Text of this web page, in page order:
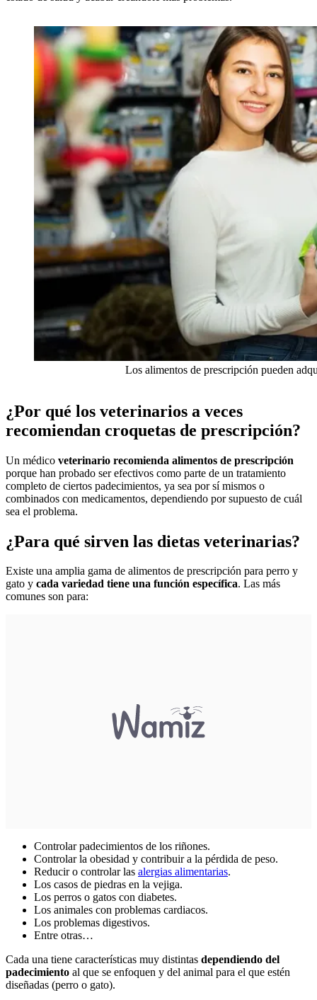
Los alimentos de prescripción pueden
¿Por qué los veterinarios a veces
recomiendan croquetas de prescripción?
Un médico veterinario recomienda alimentos de prescripción
porque han probado ser efectivos como parte de un tratamiento
completo de ciertos padecimientos, ya sea por sí mismos o
combinados con medicamentos, dependiendo por supuesto de cuál
sea el problema.
¿Para qué sirven las dietas veterinarias?
Existe una amplia gama de alimentos de prescripción para perro y
gato y cada variedad tiene una función específica. Las más
comunes son para:
Controlar padecimientos de los riñones.
Controlar la obesidad y contribuir a la pérdida de peso.
Reducir o controlar las alergias alimentarias.
Los casos de piedras en la vejiga.
Los perros o gatos con diabetes.
Los animales con problemas cardiacos.
Los problemas digestivos.
Entre otras…
Cada una tiene características muy distintas dependiendo del
padecimiento al que se enfoquen y del animal para el que estén
diseñadas (perro o gato).